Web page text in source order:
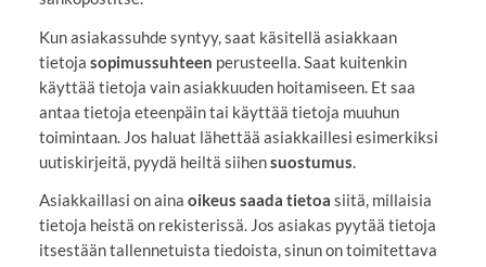
Kun asiakassuhde syntyy, saat käsitellä asiakkaan
tietoja sopimussuhteen perusteella. Saat kuitenkin
käyttää tietoja vain asiakkuuden hoitamiseen. Et saa
antaa tietoja eteenpäin tai käyttää tietoja muuhun
toimintaan. Jos haluat lähettää asiakkaillesi esimerkiksi
uutiskirjeitä, pyydä heiltä siihensuostumus
Asiakkaillasi on aina oikeus saada tietoa siitä, millaisia
tietoja heistä on rekisterissä. Jos asiakas pyytää tietoja
itsestään tallennetuista tiedoista, sinun on toimitettava